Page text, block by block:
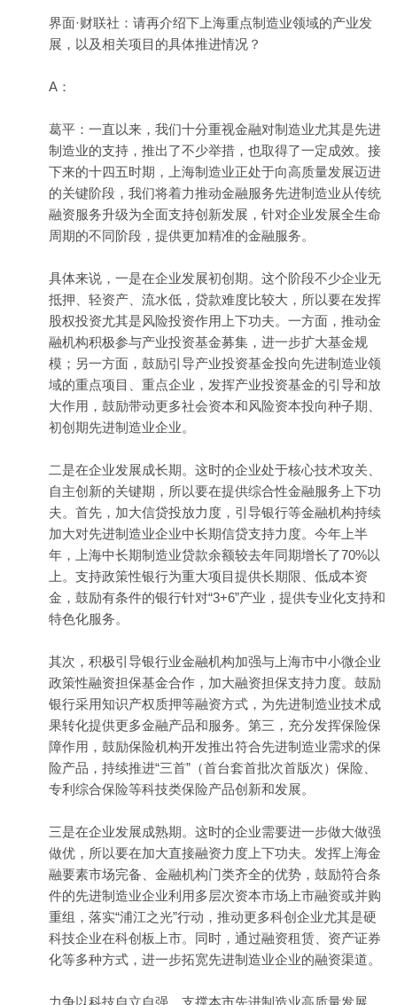
界面·财联社：请再介绍下上海重点制造业领域的产业发
展，以及相关项目的具体推进情况？
A：
葛平：一直以来，我们十分重视金融对制造业尤其是先进
制造业的支持，推出了不少举措，也取得了一定成效。接
下来的十四五时期，上海制造业正处于向高质量发展迈进
的关键阶段，我们将着力推动金融服务先进制造业从传统
融资服务升级为全面支持创新发展，针对企业发展全生命
周期的不同阶段，提供更加精准的金融服务。
具体来说，一是在企业发展初创期。这个阶段不少企业无
抵押、轻资产、流水低，贷款难度比较大，所以要在发挥
股权投资尤其是风险投资作用上下功夫。一方面，推动金
融机构积极参与产业投资基金募集，进一步扩大基金规
模；另一方面，鼓励引导产业投资基金投向先进制造业领
域的重点项目、重点企业，发挥产业投资基金的引导和放
大作用，鼓励带动更多社会资本和风险资本投向种子期、
初创期先进制造业企业。
二是在企业发展成长期。这时的企业处于核心技术攻关、
自主创新的关键期，所以要在提供综合性金融服务上下功
夫。首先，加大信贷投放力度，引导银行等金融机构持续
加大对先进制造业企业中长期信贷支持力度。今年上半
年，上海中长期制造业贷款余额较去年同期增长了70%以
上。支持政策性银行为重大项目提供长期限、低成本资
金，鼓励有条件的银行针对“3+6”产业，提供专业化支持和
特色化服务。
其次，积极引导银行业金融机构加强与上海市中小微企业
政策性融资担保基金合作，加大融资担保支持力度。鼓励
银行采用知识产权质押等融资方式，为先进制造业技术成
果转化提供更多金融产品和服务。第三，充分发挥保险保
障作用，鼓励保险机构开发推出符合先进制造业需求的保
险产品，持续推进“三首”（首台套首批次首版次）保险、
专利综合保险等科技类保险产品创新和发展。
三是在企业发展成熟期。这时的企业需要进一步做大做强
做优，所以要在加大直接融资力度上下功夫。发挥上海金
融要素市场完备、金融机构门类齐全的优势，鼓励符合条
件的先进制造业企业利用多层次资本市场上市融资或并购
重组，落实“浦江之光”行动，推动更多科创企业尤其是硬
科技企业在科创板上市。同时，通过融资租赁、资产证券
化等多种方式，进一步拓宽先进制造业企业的融资渠道。